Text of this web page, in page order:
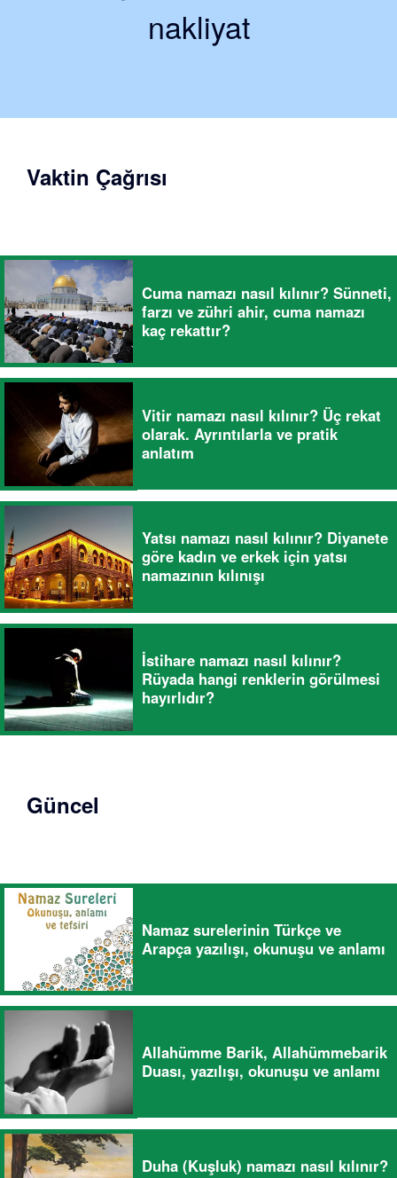
nakliyat
Vaktin Çağrısı
Cuma namazı nasıl kılınır? Sünneti,
farzı ve zühri ahir, cuma namazı
kaç rekattır?
Vitir namazı nasıl kılınır? Üç rekat
olarak. Ayrıntılarla ve pratik
anlatım
Yatsı namazı nasıl kılınır? Diyanete
göre kadın ve erkek için yatsı
namazının kılınışı
İstihare namazı nasıl kılınır?
Rüyada hangi renklerin görülmesi
hayırlıdır?
Güncel
Namaz surelerinin Türkçe ve
Arapça yazılışı, okunuşu ve anlamı
Allahümme Barik, Allahümmebarik
Duası, yazılışı, okunuşu ve anlamı
Duha (Kuşluk) namazı nasıl kılınır?